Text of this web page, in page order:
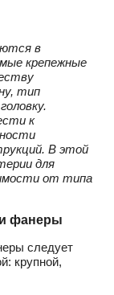
в
крепежные
тип
к
В этой
для
от типа
и фанеры
следует
крупной,